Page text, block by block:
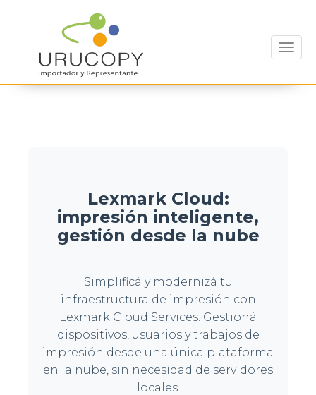
Lexmark Cloud:
impresión inteligente,
gestión desde la nube
Simplificá y modernizá tu
infraestructura de impresión con
Lexmark Cloud Services. Gestioná
dispositivos, usuarios y trabajos de
impresión desde una única plataforma
en la nube, sin necesidad de servidores
locales.